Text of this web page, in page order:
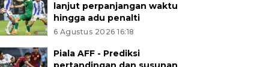
lanjut perpanjangan waktu
hingga adu penalti
6 Agustus 2026 16:18
Piala AFF - Prediksi